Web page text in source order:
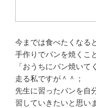
今までは食べたくなる
手作りでパンを焼くこ
「おうちにパン焼い
走る私ですが＾＾；
先生に習ったパンを自
習していきたいと思い